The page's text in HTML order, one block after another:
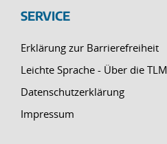
SERVICE
Erklärung zur Barrierefreiheit
Leichte Sprache - Über die TLM
Datenschutzerklärung
Impressum